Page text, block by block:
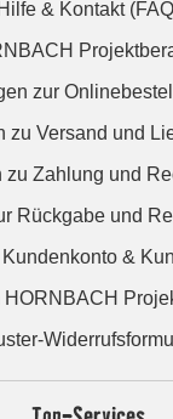
Hilfe & Kontakt
zur
zu Versand und
zu Zahlung und
Rückgabe und
&
HORNBACH